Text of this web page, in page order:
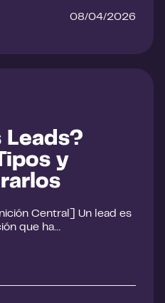
08/04/2026
Leads?
y
Central] Un lead es
que ha…